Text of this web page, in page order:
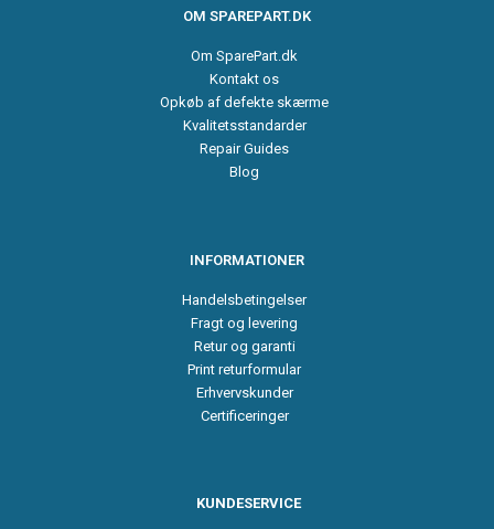
OM SPAREPART.DK
Om SparePart.dk
Kontakt os
Opkøb af defekte skærme
Kvalitetsstandarder
Repair Guides
Blog
INFORMATIONER
Handelsbetingelser
Fragt og levering
Retur og garanti
Print returformular
Erhvervskunder
Certificeringer
KUNDESERVICE